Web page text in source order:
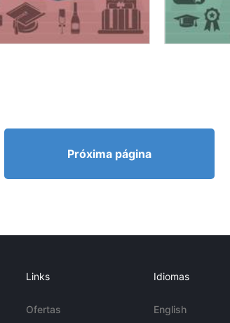
Próxima página
Links
Ofertas
Idiomas
English